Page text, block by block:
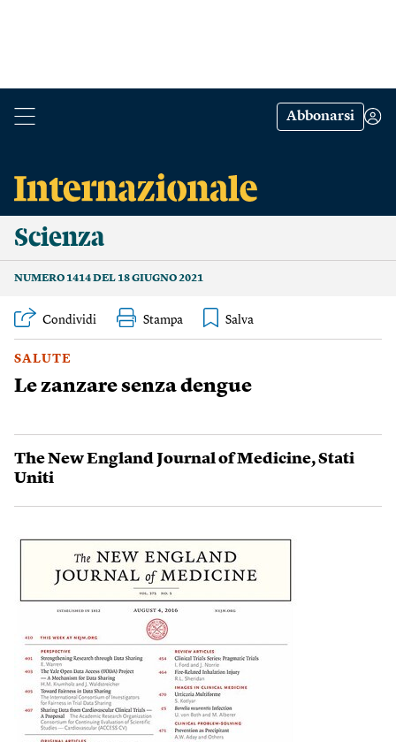
Abbonarsi
Scienza
NUMERO 1414 DEL 18 GIUGNO 2021
Condividi Stampa
SALUTE
Le zanzare senza dengue
The New England Journal of Medicine,Stati
Uniti